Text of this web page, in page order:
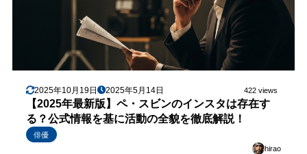
2025年10月19日 2025年5月14日 422 views
【2025年最新版】ペ・スビンのインスタは存在す
る？公式情報を基に活動の全貌を徹底解説！
俳優
hirao